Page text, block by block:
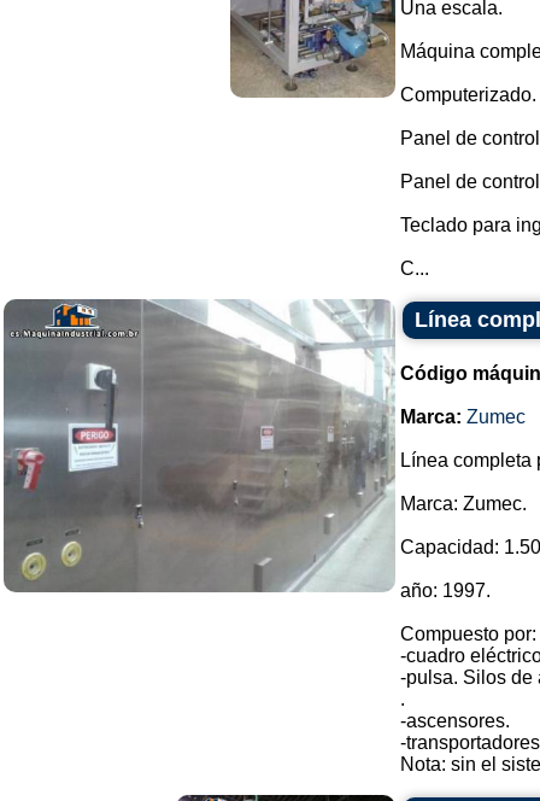
Una escala.
Máquina
Computerizado.
Panel de
Panel de
Teclado para
C...
Línea
Código
Marca: Zumec
Línea completa
Marca: Zumec.
Capacidad:
año: 1997.
Compuesto por:
-cuadro
-pulsa. Silos de
.
-ascensores.
-
Nota: sin el